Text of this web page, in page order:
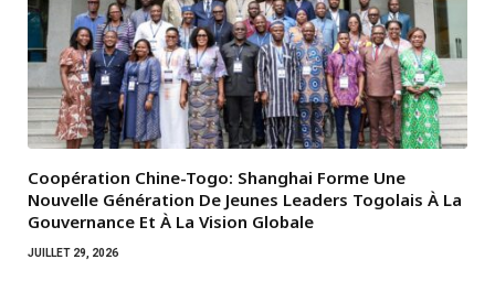
Coopération Chine-Togo: Shanghai Forme Une
Nouvelle Génération De Jeunes Leaders Togolais À La
Gouvernance Et À La Vision Globale
JUILLET 29, 2026